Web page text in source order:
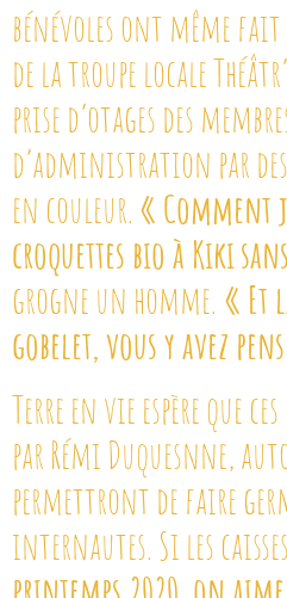
bénévoles ont même fait
de la troupe locale
prise d’otages des
d’administration par
en couleur.« Comment
croquettes bio à Kiki
grogne un homme. « Et
gobelet, vous y avez
Terre en vie espère que
par Rémi Duquesnne,
permettront de faire
internautes. Si les